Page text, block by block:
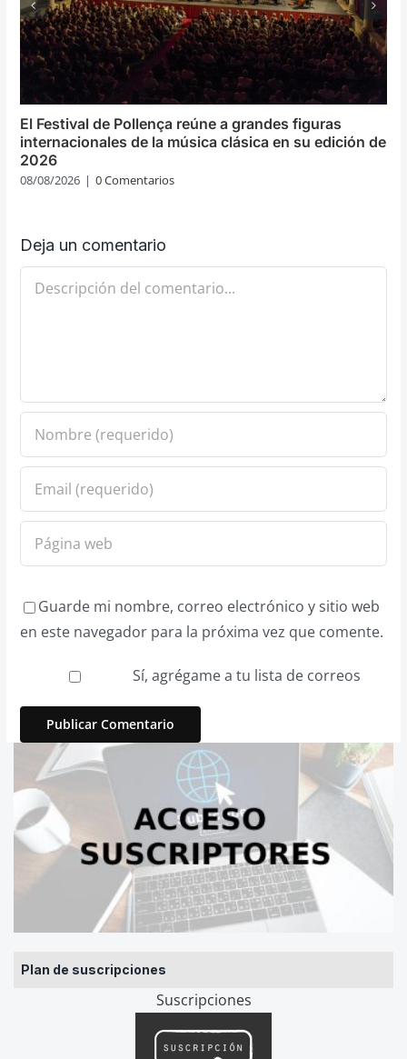
Plan de suscripciones
Suscripciones
El Festival de Pollença reúne a grandes figuras
internacionales de la música clásica en su edición de
2026
08/08/2026 | 0 Comentarios
Deja un comentario
Comentario
Guarde mi nombre, correo electrónico y sitio web
en este navegador para la próxima vez que comente.
Sí, agrégame a tu lista de correos